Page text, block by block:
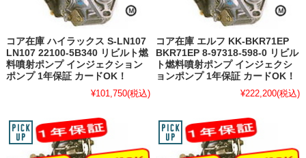
コア在庫 ハイラックス S-LN107
LN107 22100-5B340 リビルト燃
料噴射ポンプ インジェクション
ポンプ 1年保証 カードOK！
¥101,750(税込)
コア在庫 エルフ KK-BKR71EP
BKR71EP 8-97318-598-0 リビル
ト燃料噴射ポンプ インジェクシ
ョンポンプ 1年保証 カードOK！
¥222,200(税込)